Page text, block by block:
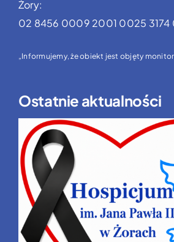
Żory:
02 8456 0009 2001 0025 3174
„Informujemy, że obiekt jest objęty
Ostatnie aktualności